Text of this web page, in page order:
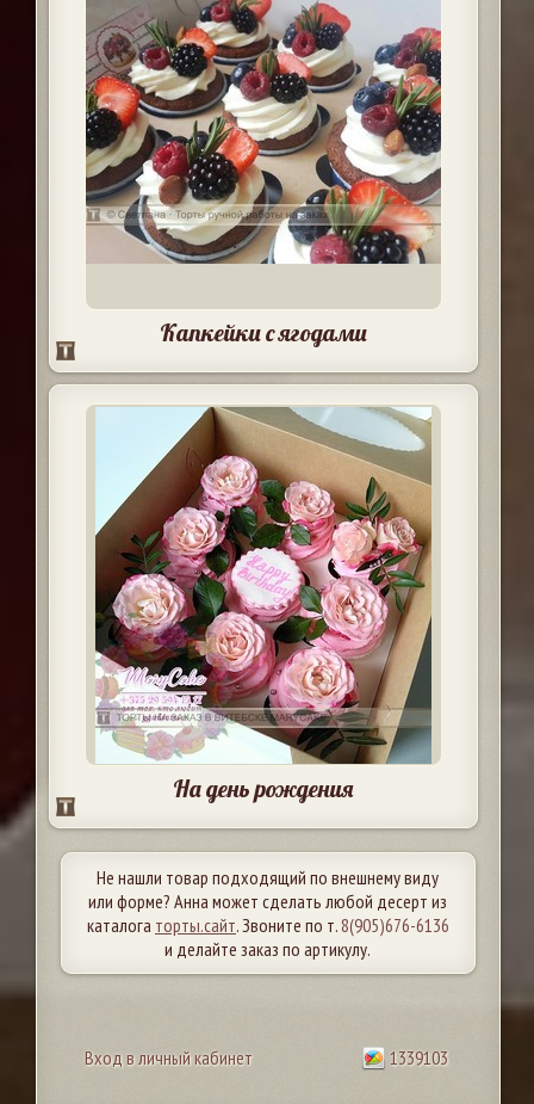
Капкейки с ягодами
На день рождения
Не нашли товар подходящий по внешнему виду
или форме? Анна может сделать любой десерт из
каталога торты.сайт. Звоните по т.8(905)676-6136
и делайте заказ по артикулу.
Вход в личный кабинет 1339103